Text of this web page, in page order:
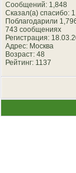
Сообщений: 1,848
Сказал(а) спасибо:
Поблагодарили
743 сообщениях
Регистрация:
Адрес: Москва
Возраст: 48
Рейтинг: 1137